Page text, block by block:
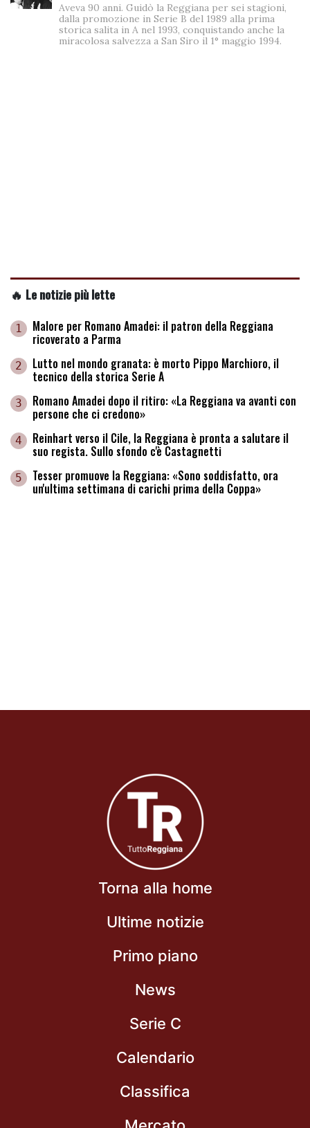
Aveva 90 anni. Guidò la Reggiana per sei stagioni,
dalla promozione in Serie B del 1989 alla prima
storica salita in A nel 1993, conquistando anche la
miracolosa salvezza a San Siro il 1° maggio 1994.
🔥 Le notizie più lette
1 Malore per Romano Amadei: il patron della Reggiana
ricoverato a Parma
2 Lutto nel mondo granata: è morto Pippo Marchioro, il
tecnico della storica Serie A
3 Romano Amadei dopo il ritiro: «La Reggiana va avanti con
persone che ci credono»
4 Reinhart verso il Cile, la Reggiana è pronta a salutare il
suo regista. Sullo sfondo c'è Castagnetti
5 Tesser promuove la Reggiana: «Sono soddisfatto, ora
un'ultima settimana di carichi prima della Coppa»
Torna alla home
Ultime notizie
Primo piano
News
Serie C
Calendario
Classifica